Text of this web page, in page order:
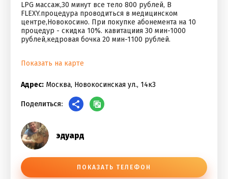
LPG массаж,30 минут все тело 800 рублей, B
FLEXY.процедура проводиться в медицинском
центре,Новокосино. При покупке абонемента на 10
процедур - скидка 10%. кавитациия 30 мин-1000
рублей,кедровая бочка 20 мин-1100 рублей.
Показать на карте
Адрес: Москва, Новокосинская ул., 14к3
Поделиться:
эдуард
ПОКАЗАТЬ ТЕЛЕФОН